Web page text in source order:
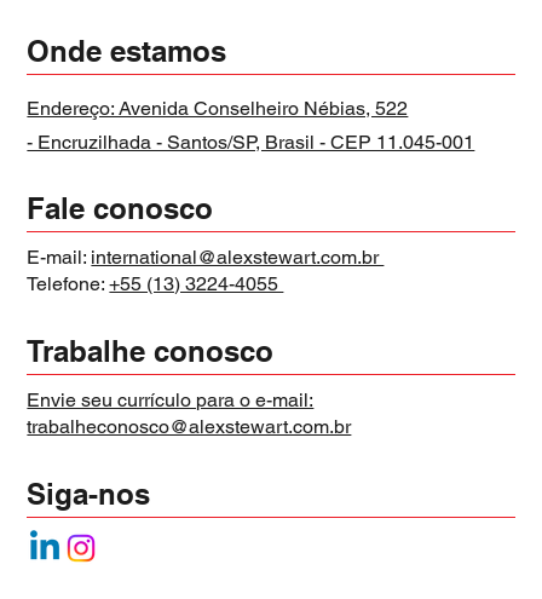
Onde estamos
Endereço: Avenida Conselheiro Nébias, 522
- Encruzilhada - Santos/SP, Brasil - CEP 11.045-001
Fale conosco
E-mail: international@alexstewart.com.br
Telefone:+55 (13) 3224-4055
Trabalhe conosco
Envie seu currículo para o e-mail:
trabalheconosco@alexstewart.com.br
Siga-nos